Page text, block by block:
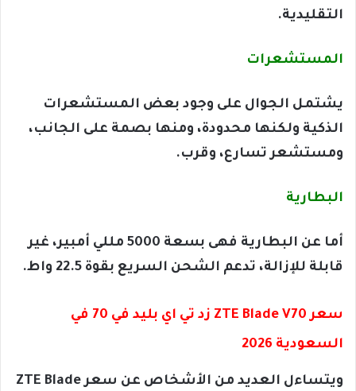
التقليدية.
المستشعرات
يشتمل الجوال على وجود بعض المستشعرات
الذكية ولكنها محدودة، ومنها بصمة على الجانب،
ومستشعر تسارع، وقرب.
البطارية
أما عن البطارية فهى بسعة 5000 مللي أمبير، غير
قابلة للإزالة، تدعم الشحن السريع بقوة 22.5 واط.
سعر ZTE Blade V70 زد تي اي بليد في 70 في
السعودية 2026
ويتساءل العديد من الأشخاص عن سعر ZTE Blade